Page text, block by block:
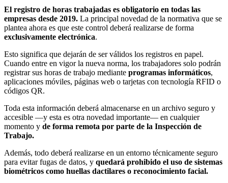
El registro de horas trabajadas es obligatorio en todas las
empresas desde 2019. La principal novedad de la normativa que se
plantea ahora es que este control deberá realizarse de forma
exclusivamente electrónica.
Esto significa que dejarán de ser válidos los registros en papel.
Cuando entre en vigor la nueva norma, los trabajadores solo podrán
registrar sus horas de trabajo mediante programas informáticos,
aplicaciones móviles, páginas web o tarjetas con tecnología RFID o
códigos QR.
Toda esta información deberá almacenarse en un archivo seguro y
accesible —y esta es otra novedad importante— en cualquier
momento y de forma remota por parte de la Inspección de
Trabajo.
Además, todo deberá realizarse en un entorno técnicamente seguro
para evitar fugas de datos, y quedará prohibido el uso de sistemas
biométricos como huellas dactilares o reconocimiento facial.